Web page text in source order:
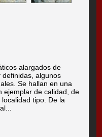
alargados de
algunos
Se hallan en una
ejemplar de calidad, de
tipo. De la